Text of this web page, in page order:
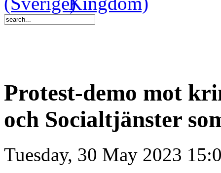
Protest-demo mot
och Socialtjänster
Tuesday, 30 May 2023